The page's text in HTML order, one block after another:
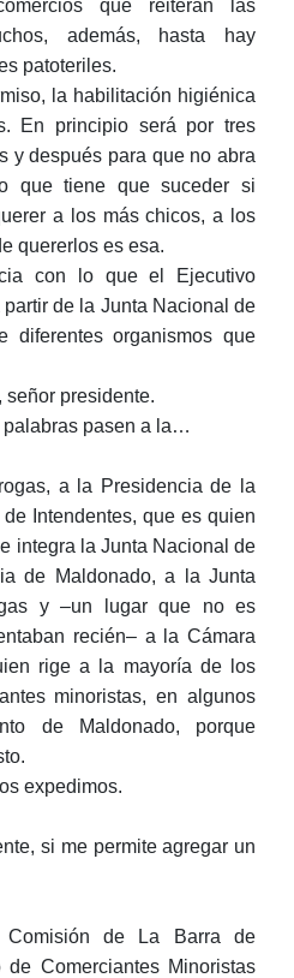
que reiteran las
además, hasta hay
patoteriles.
la habilitación higiénica
En principio será por tres
y después para que no abra
que tiene que suceder si
a los más chicos, a los
quererlos es esa.
con lo que el Ejecutivo
de la Junta Nacional de
diferentes organismos que
señor presidente.
palabras pasen a la…
a la Presidencia de la
Intendentes, que es quien
integra la Junta Nacional de
de Maldonado, a la Junta
y ‒un lugar que no es
recién‒ a la Cámara
rige a la mayoría de los
minoristas, en algunos
de Maldonado, porque
expedimos.
si me permite agregar un
Comisión de La Barra de
Comerciantes Minoristas